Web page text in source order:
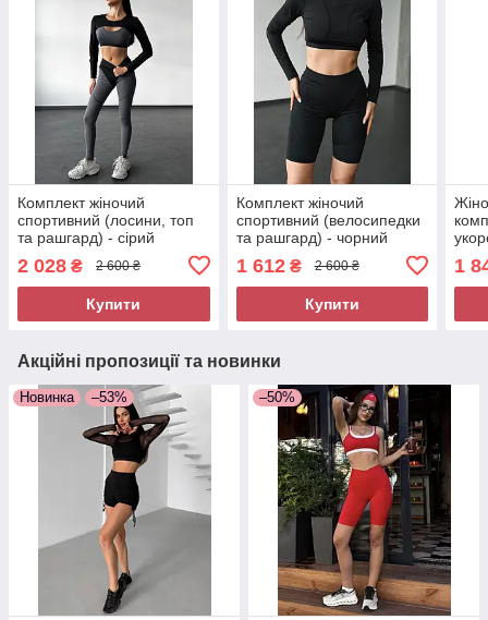
Комплект жіночий
спортивний (лосини, топ
та рашгард) - сірий
2 028 ₴ 2 600 ₴
Купити
Комплект жіночий
спортивний (велосипедки
та рашгард) - чорний
1 612₴ 2 600 ₴
Купити
1
Акційні пропозиції та новинки
Новинка –53% –50%